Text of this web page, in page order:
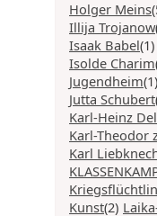
Holger Meins
Illija Trojanow
Isaak Babel(1)
Isolde Charim
Jugendheim(1)
Jutta Schubert
Karl-Heinz
Karl-Theodor
Karl
Kunst(2)